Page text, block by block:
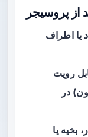
از پروسیجر
یا اطراف
رویت
در
بخیه یا